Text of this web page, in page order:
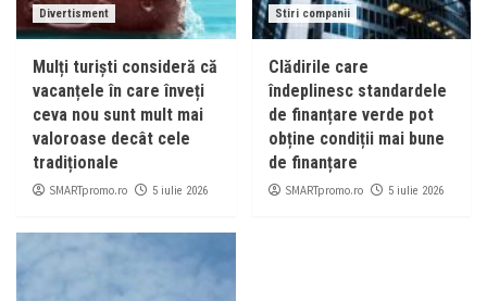
Divertisment
Mulți turiști consideră că
vacanțele în care înveți
ceva nou sunt mult mai
valoroase decât cele
tradiționale
SMARTpromo.ro 5 iulie 2026
Stiri companii
Clădirile care
îndeplinesc standardele
de finanțare verde pot
obține condiții mai bune
de finanțare
SMARTpromo.ro 5 iulie 2026